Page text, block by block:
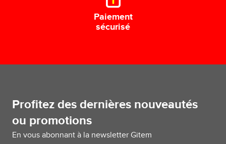
Paiement
sécurisé
Profitez des dernières nouveautés
ou promotions
En vous abonnant à la newsletter Gitem